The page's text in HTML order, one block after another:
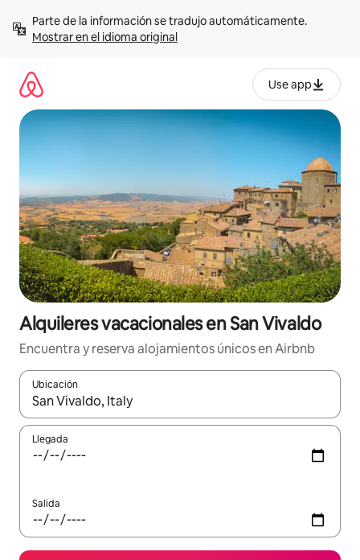
contenidoMostrar en el idioma original
Use app
Alquileres vacacionales en San Vivaldo
Encuentra y reserva alojamientos únicos en Airbnb
Ubicación
Cuando los resultados estén disponibles, navega con las
Llegada
Salida